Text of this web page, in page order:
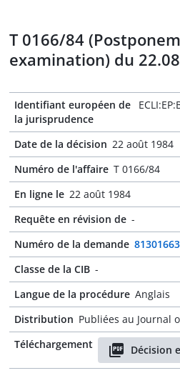
T 0166/84
examination) du
Identifiant européen de
la jurisprudence
Date de la décision 22 août 1984
Numéro de l'affaire T 0166/84
En ligne le 22 août 1984
Requête en révision de -
Numéro de la demande
Classe de la CIB -
Langue de la procédure Anglais
Distribution Publiées au Journal
Téléchargement
Décision